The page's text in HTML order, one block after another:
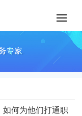
何为他们打通职